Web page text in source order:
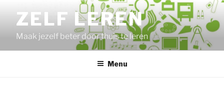
inhoud
ZELF LEREN
Maak jezelf beter door thuis te leren
Menu